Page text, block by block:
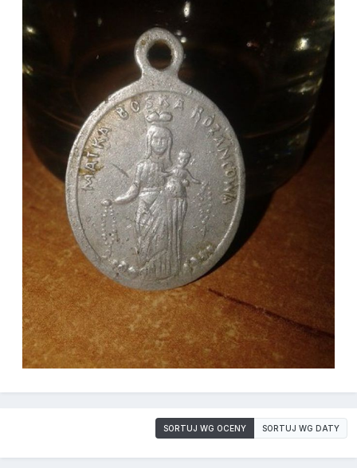
SORTUJ WG OCENY SORTUJ WG DATY